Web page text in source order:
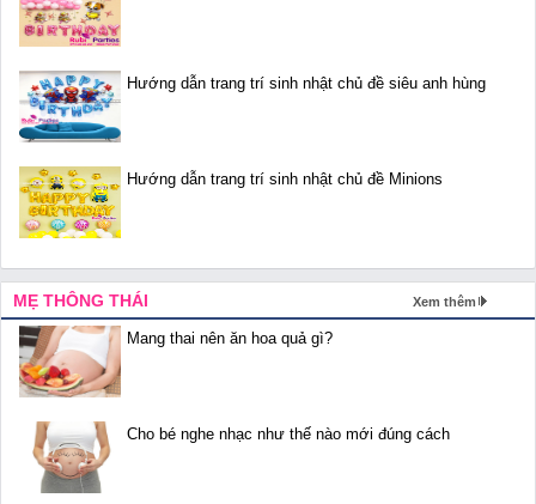
Hướng dẫn trang trí sinh nhật chủ đề siêu anh hùng
Hướng dẫn trang trí sinh nhật chủ đề Minions
MẸ THÔNG THÁI Xem thêm
Mang thai nên ăn hoa quả gì?
Cho bé nghe nhạc như thế nào mới đúng cách